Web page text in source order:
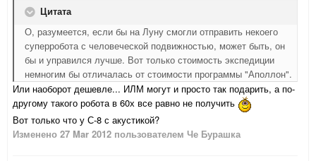
Цитата
О, разумеется, если бы на Луну смогли отправить некоего
суперробота с человеческой подвижностью, может быть, он
бы и управился лучше. Вот только стоимость экспедиции
немногим бы отличалась от стоимости программы "Аполлон".
Или наоборот дешевле... ИЛМ могут и просто так подарить, а по-
другому такого робота в 60х все равно не получить
Вот только что у С-8 с акустикой?
Изменено 27 Mar 2012 пользователем Че Бурашка